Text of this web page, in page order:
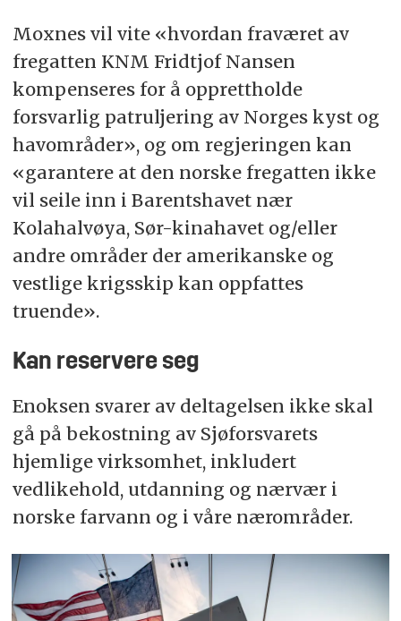
Moxnes vil vite «hvordan fraværet av
fregatten KNM Fridtjof Nansen
kompenseres for å opprettholde
forsvarlig patruljering av Norges kyst og
havområder», og om regjeringen kan
«garantere at den norske fregatten ikke
vil seile inn i Barentshavet nær
Kolahalvøya, Sør-kinahavet og/eller
andre områder der amerikanske og
vestlige krigsskip kan oppfattes
truende».
Kan reservere seg
Enoksen svarer av deltagelsen ikke skal
gå på bekostning av Sjøforsvarets
hjemlige virksomhet, inkludert
vedlikehold, utdanning og nærvær i
norske farvann og i våre nærområder.